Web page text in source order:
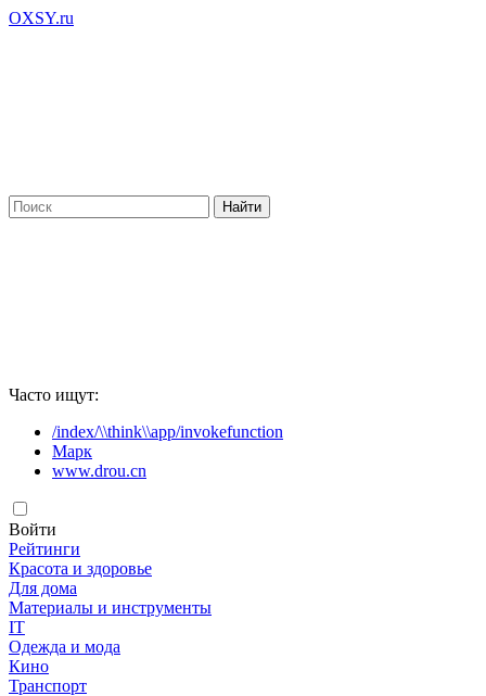
OXSY.ru
Часто ищут:
/index/\\think\\app/invokefunction
Марк
www.drou.cn
Войти
Рейтинги
Красота и здоровье
Для дома
Материалы и инструменты
IT
Одежда и мода
Кино
Транспорт